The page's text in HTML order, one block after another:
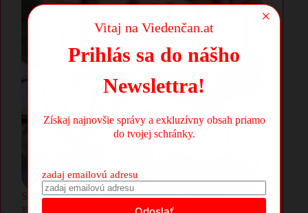
Srdce monarchie v digitálnom veku: Ako prvý
viedenský obvod bojuje o svoju dušu
Vitaj na Viedenčan.at
Prihlás sa do nášho
Newslettra!
Získaj najnovšie správy a exkluzívny obsah priamo
do tvojej schránky.
zadaj emailovú adresu
×